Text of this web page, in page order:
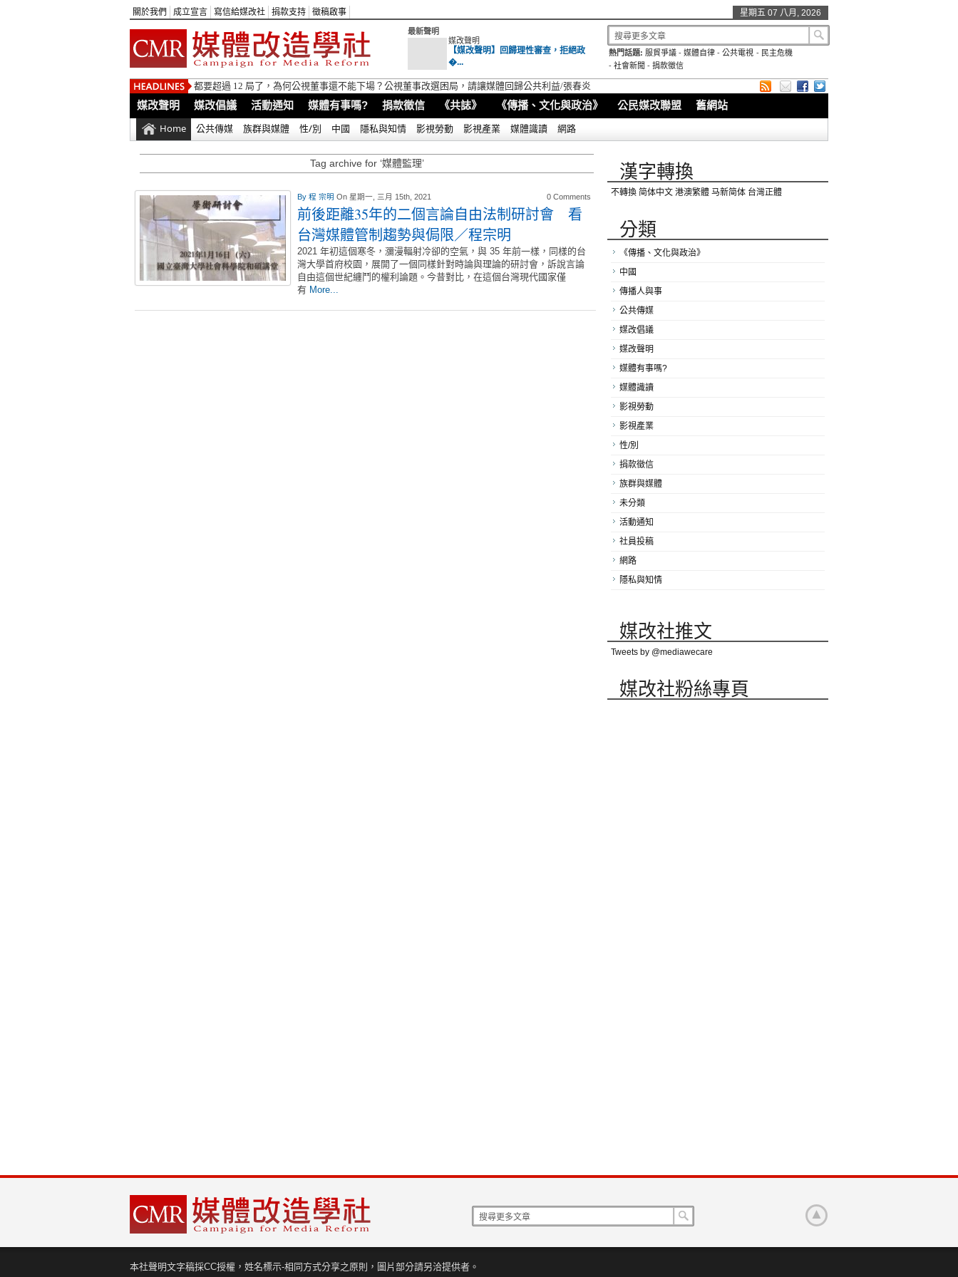
關於我們 成立宣言 寫信給媒改社 捐款支持 徵稿啟事 星期五 07 八月, 2026
最新聲明
媒改聲明
【媒改聲明】回歸理性審查，拒絕政
�...
熱門話題: 服貿爭議 -媒體自律 -公共電視 - 民主危機
- 社會新聞 - 捐款徵信
都要超過 12 局了，為何公視董事還不能下場？公視董事改選困局，請讓媒體回歸公共利益/張春炎
媒改聲明 媒改倡議 活動通知 媒體有事嗎? 捐款徵信 《共誌》 《傳播、文化與政治》 公民媒改聯盟 舊網站
Home 公共傳媒 族群與媒體 性/別 中國 隱私與知情 影視勞動 影視產業 媒體識讀 網路
Tag archive for ‘媒體監理’
By 程 宗明 On 星期一, 三月 15th, 2021 0 Comments
前後距離35年的二個言論自由法制研討會 看
台灣媒體管制趨勢與侷限／程宗明
2021 年初這個寒冬，瀰漫輻射冷卻的空氣，與 35 年前一樣，同樣的台
灣大學首府校園，展開了一個同樣針對時論與理論的研討會，訴說言論
自由這個世紀纏鬥的權利論題。今昔對比，在這個台灣現代國家僅
有 More...
漢字轉換
不轉換 简体中文 港澳繁體 马新简体 台灣正體
分類
《傳播、文化與政治》
中國
傳播人與事
公共傳媒
媒改倡議
媒改聲明
媒體有事嗎?
媒體識讀
影視勞動
影視產業
性/別
捐款徵信
族群與媒體
未分類
活動通知
社員投稿
網路
隱私與知情
媒改社推文
Tweets by @mediawecare
媒改社粉絲專頁
本社聲明文字稿採CC授權，姓名標示-相同方式分享之原則，圖片部分請另洽提供者。